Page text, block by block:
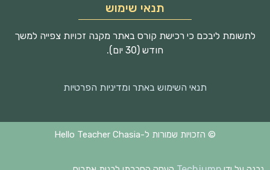
תנאי שימוש
לתשומת ליבכם כי רכישת קורס באתר מקנה זכויות צפייה למשך
חודש (30 יום).
תנאי השימוש באתר ומדיניות הפרטיות
© הזכויות שמורות ל-Hello Teacher Chasia